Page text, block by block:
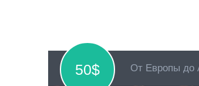
50$ От Европы до